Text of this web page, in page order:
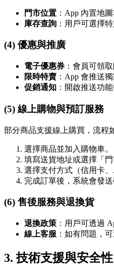
門市位置 ：App 內置地
庫存查詢 ：用戶可選擇
(4) 優惠與推廣
電子優惠券 ：會員可領
限時特賣 ：App 會推送
促銷通知 ：開啟推送功
(5) 線上購物與預訂服務
部分商品支援線上購買，流程
選擇商品並加入購物車。
填寫送貨地址或選擇「門
選擇支付方式（信用卡、
完成訂單後，系統會發
(6) 售後服務與退換貨
退換政策 ：用戶可透過
線上客服 ：如有問題，
3. 技術支援與安全性